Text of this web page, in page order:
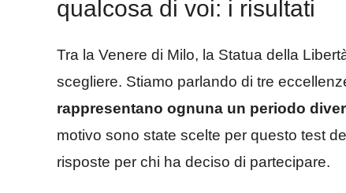
qualcosa di voi: i risultati
Tra la Venere di Milo, la Statua della
scegliere. Stiamo parlando di tre
rappresentano ognuna un periodo
motivo sono state scelte per questo test
risposte per chi ha deciso di partecipare.